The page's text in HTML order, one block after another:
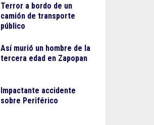
Terror a bordo de un
camión de transporte
público
Así murió un hombre de la
tercera edad en Zapopan
Impactante accidente
sobre Periférico